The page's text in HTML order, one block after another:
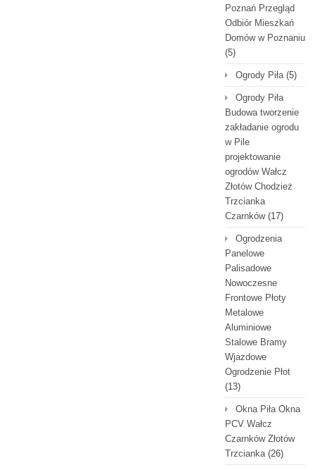
Poznań Przegląd
Odbiór Mieszkań
Domów w Poznaniu
(5)
Ogrody Piła(5)
Ogrody Piła
Budowa tworzenie
zakładanie ogrodu
w Pile
projektowanie
ogrodów Wałcz
Złotów Chodzież
Trzcianka
Czarnków(17)
Ogrodzenia
Panelowe
Palisadowe
Nowoczesne
Frontowe Płoty
Metalowe
Aluminiowe
Stalowe Bramy
Wjazdowe
Ogrodzenie Płot
(13)
Okna Piła Okna
PCV Wałcz
Czarnków Złotów
Trzcianka(26)